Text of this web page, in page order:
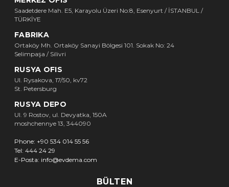
Saadetdere Mah. E5, Karayolu Üzeri No:8, Esenyurt / İSTANBUL /
TÜRKİYE
FABRIKA
Ortaköy Mh. Ortaköy Sanayi Bölgesi 101. Sokak No: 24
Selimpaşa / Silivri
RUSYA OFIS
Ul. Rysakova, 17/50, kv72
St. Petersburg
RUSYA DEPO
Ul. 9 Rostov, ul. Devyatka, 150A
moshchennye 13, 344090
Phone: +90 534 014 55 56
Tel: 444 24 29
E-Posta: info@evdema.com
BÜLTEN